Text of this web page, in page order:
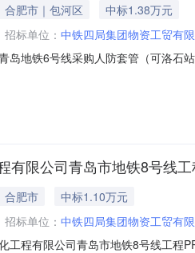
合肥市｜包河区
中标1.38万元
招标单位： 中铁四局集团物资工贸有
岛地铁6号线采购人防套管（可洛石
13880）中标理由：最低价中标
有限公司青岛市地铁8号线
合肥市
中标1.10万元
招标单位： 中铁四局集团物资工贸有
工程有限公司青岛市地铁8号线工程